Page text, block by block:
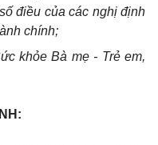
điều của các nghị định
chính;
khỏe Bà mẹ - Trẻ em,